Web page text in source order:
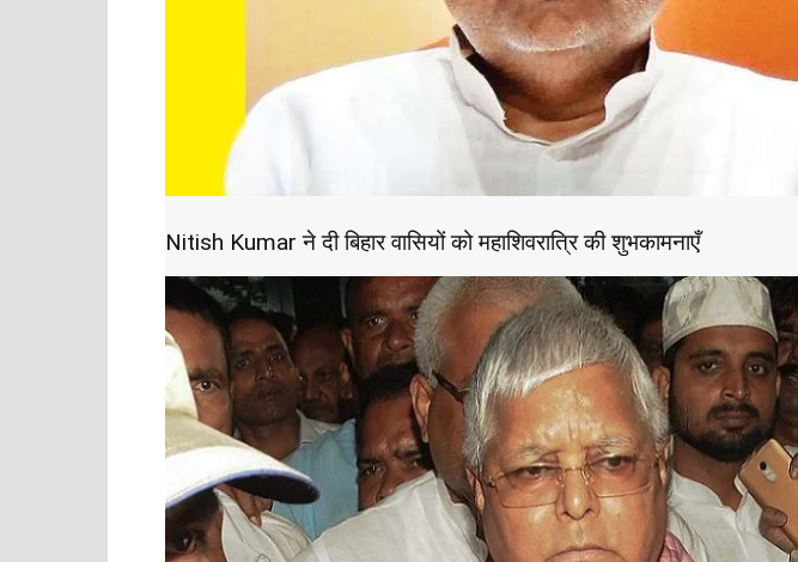
Nitish Kumar ने दी बिहार वासियों को महाशिवरात्रि की शुभकामनाएँ